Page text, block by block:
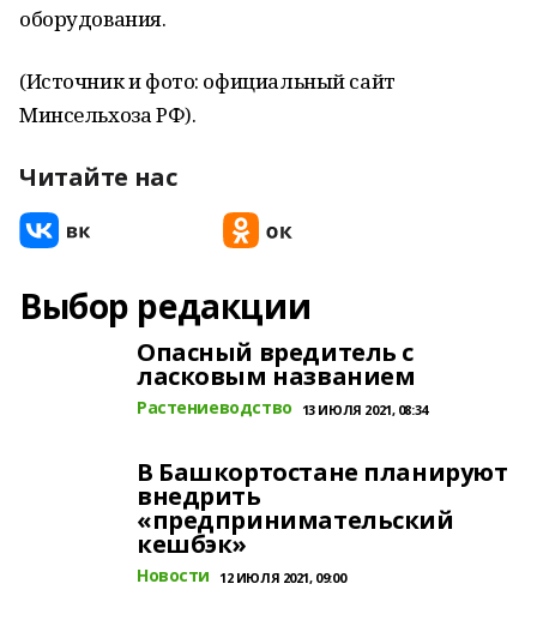
оборудования.
(Источник и фото: официальный сайт
Минсельхоза РФ).
Читайте нас
Выбор редакции
Опасный вредитель с
ласковым названием
Растениеводство 13 ИЮЛЯ 2021, 08:34
В Башкортостане планируют
внедрить
«предпринимательский
кешбэк»
Новости 12 ИЮЛЯ 2021, 09:00